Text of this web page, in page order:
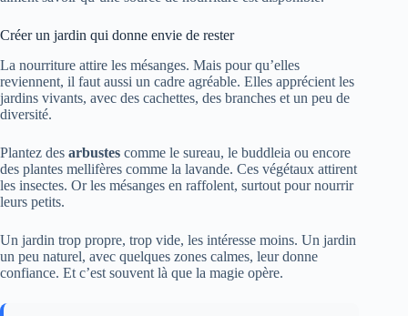
Créer un jardin qui donne envie de rester
La nourriture attire les mésanges. Mais pour qu’elles
reviennent, il faut aussi un cadre agréable. Elles apprécient les
jardins vivants, avec des cachettes, des branches et un peu de
diversité.
Plantez des arbustes comme le sureau, le buddleia ou encore
des plantes mellifères comme la lavande. Ces végétaux attirent
les insectes. Or les mésanges en raffolent, surtout pour nourrir
leurs petits.
Un jardin trop propre, trop vide, les intéresse moins. Un jardin
un peu naturel, avec quelques zones calmes, leur donne
confiance. Et c’est souvent là que la magie opère.